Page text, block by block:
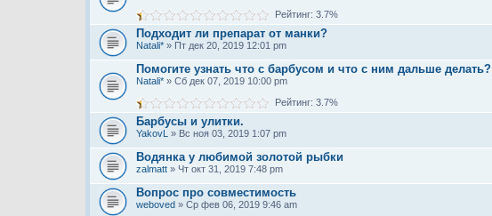
Рейтинг: 3.7%
Подходит ли препарат от манки?
Natali* » Пт дек 20, 2019 12:01 pm
Помогите узнать что с барбусом и что с ним дальше делать?
Natali* » Сб дек 07, 2019 10:00 pm
Рейтинг: 3.7%
Барбусы и улитки.
YakovL » Вс ноя 03, 2019 1:07 pm
Водянка у любимой золотой рыбки
zalmatt » Чт окт 31, 2019 7:48 pm
Вопрос про совместимость
weboved » Ср фев 06, 2019 9:46 am